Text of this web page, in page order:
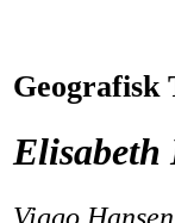
Geografisk
Elisabeth
Viggo Hansen